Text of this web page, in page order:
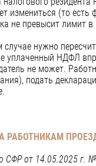
измениться (то есть
не превысит лимит
случае нужно
уплаченный НДФЛ
не может.
подать
РАБОТНИКАМ
СФР от 14.05.2025 г.